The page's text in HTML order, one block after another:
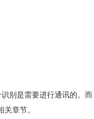
别是需要进行通讯的。而
章节。